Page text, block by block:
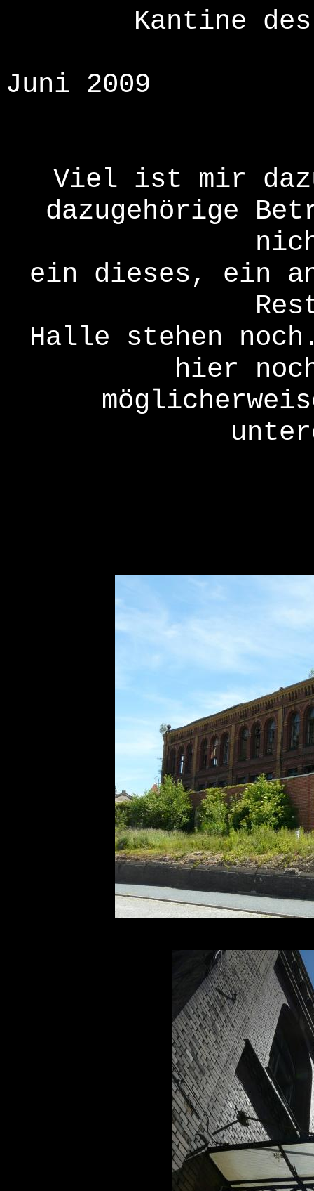
Kantine
Juni 2009
Viel ist mir
dazugehörige
ein dieses, ein
Halle stehen
hier